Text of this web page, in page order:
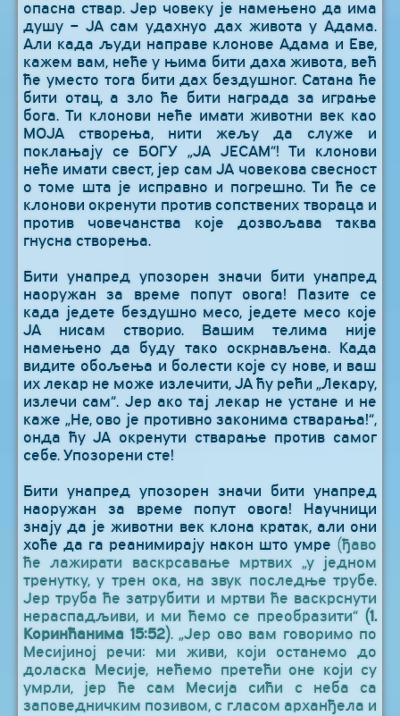
опасна ствар. Јер човеку је намењено да има
душу – ЈА сам удахнуо дах живота у Адама.
Али када људи направе клонове Адама и Еве,
кажем вам, неће у њима бити даха живота, већ
ће уместо тога бити дах бездушног. Сатана ће
бити отац, а зло ће бити награда за играње
бога. Ти клонови неће имати животни век као
МОЈА створења, нити жељу да служе и
поклањају се БОГУ „ЈА ЈЕСАМ“! Ти клонови
неће имати свест, јер сам ЈА човекова свесност
о томе шта је исправно и погрешно. Ти ће се
клонови окренути против сопствених твораца и
против човечанства које дозвољава таква
гнусна створења.
Бити унапред упозорен значи бити унапред
наоружан за време попут овога! Пазите се
када једете бездушно месо, једете месо које
ЈА нисам створио. Вашим телима није
намењено да буду тако оскрнављена. Када
видите обољења и болести које су нове, и ваш
их лекар не може излечити, ЈА ћу рећи „Лекару,
излечи сам“. Јер ако тај лекар не устане и не
каже „Не, ово је противно законима стварања!“,
онда ћу ЈА окренути стварање против самог
себе. Упозорени сте!
Бити унапред упозорен значи бити унапред
наоружан за време попут овога! Научници
знају да је животни век клона кратак, али они
хоће да га реанимирају након што умре (ђаво
ће лажирати васкрсавање мртвих „у једном
тренутку, у трен ока, на звук последње трубе.
Јер труба ће затрубити и мртви ће васкрснути
нераспадљиви, и ми ћемо се преобразити“ (1.
Коринћанима 15:52). „Јер ово вам говоримо по
Месијиној речи: ми живи, који останемо до
доласка Месије, нећемо претећи оне који су
умрли, јер ће сам Месија сићи с неба са
заповедничким позивом, с гласом арханђела и